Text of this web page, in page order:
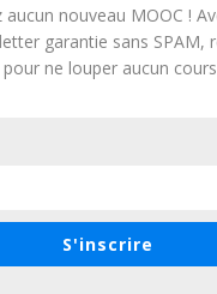
aucun nouveau MOOC !
garantie sans SPAM,
ne louper aucun
S'inscrire